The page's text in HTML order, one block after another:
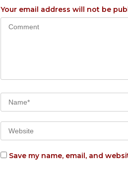
Your email address will not be
Save my name, email, and